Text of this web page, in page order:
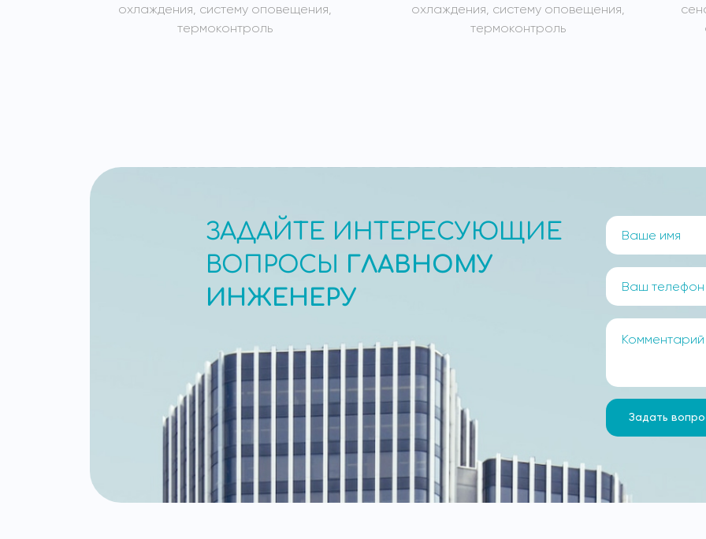
охлаждения, систему оповещения,
термоконтроль
охлаждения, систему оповещения,
термоконтроль
ЗАДАЙТЕ ИНТЕРЕСУЮЩИЕ
ВОПРОСЫ ГЛАВНОМУ
ИНЖЕНЕРУ
Задать